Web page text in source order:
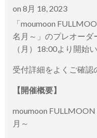
on 8月 18, 2023
「moumoon
名月～」のプレオーダ
（月）18:00より開始
受付詳細をよくご確認
【開催概要】
moumoon FULLMOON
月～